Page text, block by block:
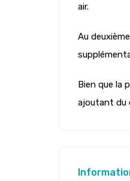
air.
Au
Bien que la
ajoutant du